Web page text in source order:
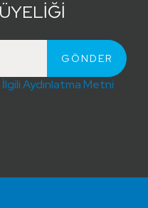
Aydınlatma Metni